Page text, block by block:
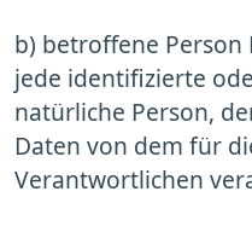
b) betroffene
jede identifizierte
natürliche Person,
Daten von dem für
Verantwortlichen